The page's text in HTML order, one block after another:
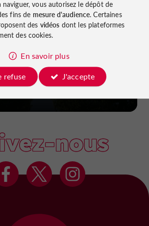
dans le Lot-et-Garonne :
et voies vertes !
nous
vous autorisez le dépôt de
fins de mesure d'audience. Certaines
des vidéos dont les plateformes
des cookies.
En savoir plus
refuse
J'accepte